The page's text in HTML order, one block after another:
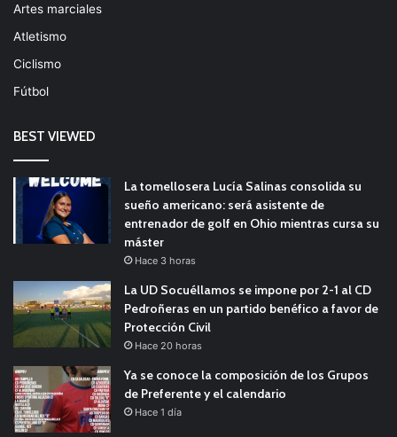
Artes marciales
Atletismo
Ciclismo
Fútbol
BEST VIEWED
La tomellosera Lucía Salinas consolida su
sueño americano: será asistente de
entrenador de golf en Ohio mientras cursa su
máster
Hace 3 horas
La UD Socuéllamos se impone por 2-1 al CD
Pedroñeras en un partido benéfico a favor de
Protección Civil
Hace 20 horas
Ya se conoce la composición de los Grupos
de Preferente y el calendario
Hace 1 día